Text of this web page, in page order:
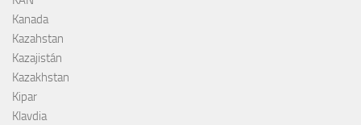
Kanada
Kazahstan
Kazajistán
Kazakhstan
Kipar
Klavdia